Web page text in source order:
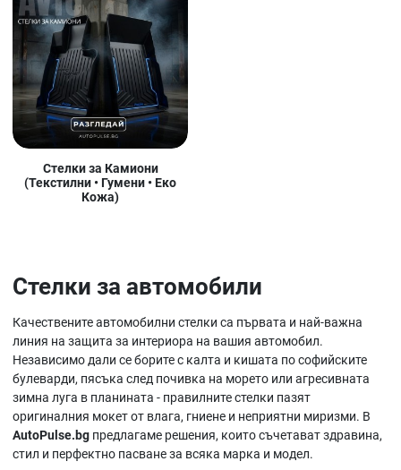
Стелки за Камиони
(Текстилни • Гумени • Еко
Кожа)
Стелки за автомобили
Качествените автомобилни стелки са първата и най-важна
линия на защита за интериора на вашия автомобил.
Независимо дали се борите с калта и кишата по софийските
булеварди, пясъка след почивка на морето или агресивната
зимна луга в планината - правилните стелки пазят
оригиналния мокет от влага, гниене и неприятни миризми. В
AutoPulse.bg предлагаме решения, които съчетават здравина,
стил и перфектно пасване за всяка марка и модел.